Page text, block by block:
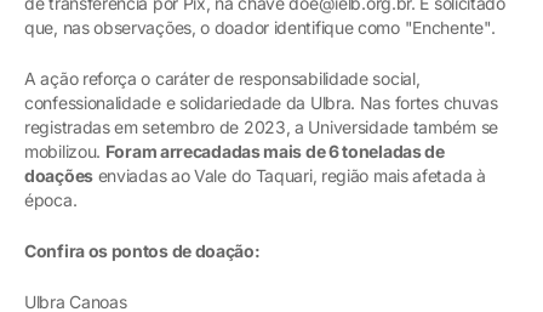
que, nas observações, o doador identifique como "Enchente".
A ação reforça o caráter de responsabilidade social,
confessionalidade e solidariedade da Ulbra. Nas fortes chuvas
registradas em setembro de 2023, a Universidade também se
mobilizou. Foram arrecadadas mais de 6 toneladas de
doaçõesenviadas ao Vale do Taquari, região mais afetada à
época.
Confira os pontos de doação:
Ulbra Canoas